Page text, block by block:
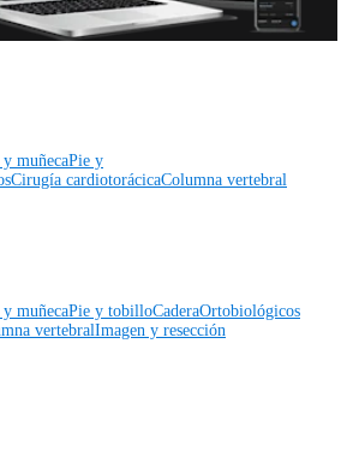
muñecaPie y
Cirugía cardiotorácicaColumna vertebral
muñecaPie y tobilloCaderaOrtobiológicos
vertebralImagen y resección